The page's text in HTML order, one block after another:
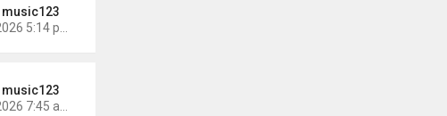
music123
music123